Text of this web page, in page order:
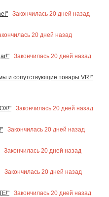
Закончилась 20 дней назад
20 дней назад
Закончилась 20 дней назад
и сопутствующие товары VR!"
Закончилась 20 дней назад
Закончилась 20 дней назад
Закончилась 20 дней назад
Закончилась 20 дней назад
Закончилась 20 дней назад